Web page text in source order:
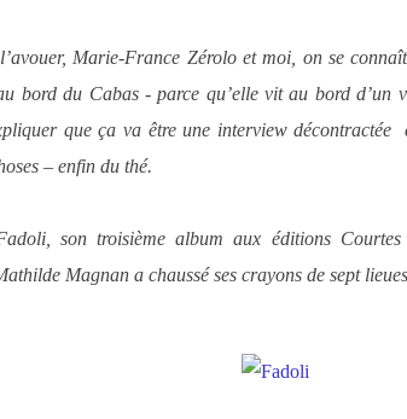
Marie-France Zérolo et moi, on se
bord du Cabas - parce qu’elle vit au bord d’un
que ça va être une interview décontractée
– enfin du thé.
son troisième album aux éditions
Magnan a chaussé ses crayons de sept